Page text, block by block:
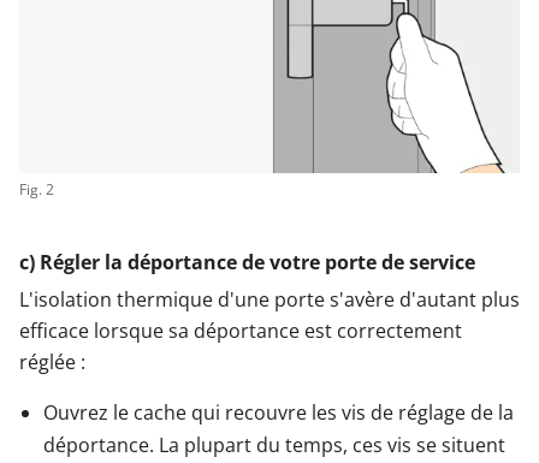
Fig. 2
c) Régler la déportance de votre porte de service
L'isolation thermique d'une porte s'avère d'autant plus
efficace lorsque sa déportance est correctement
réglée :
Ouvrez le cache qui recouvre les vis de réglage de la
déportance. La plupart du temps, ces vis se situent